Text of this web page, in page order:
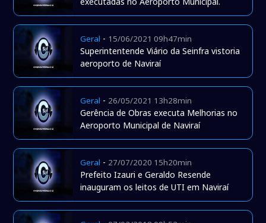
Geral - 15/06/2021 09h47min
Superintentende Viário da Seinfra vistoria
aeroporto de Naviraí
Geral - 26/05/2021 13h28min
Gerência de Obras executa Melhorias no
Aeroporto Municipal de Naviraí
Geral - 27/07/2020 15h20min
Prefeito Izauri e Geraldo Resende
inauguram os leitos de UTI em Naviraí